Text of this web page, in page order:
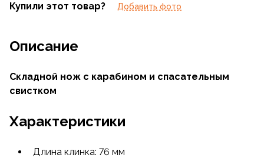
Купили этот товар? Добавить фото
Описание
Складной нож с карабином и спасательным
свистком
Характеристики
Длина клинка: 76 мм